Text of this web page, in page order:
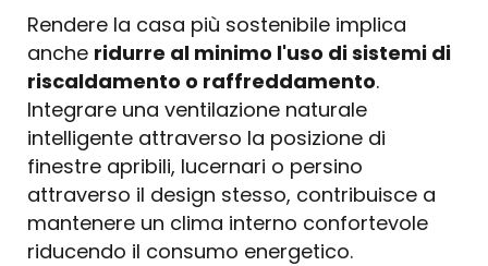
Rendere la casa più sostenibile implica
anche ridurre al minimo l'uso di sistemi di
riscaldamento o raffreddamento.
Integrare una ventilazione naturale
intelligente attraverso la posizione di
finestre apribili, lucernari o persino
attraverso il design stesso, contribuisce a
mantenere un clima interno confortevole
riducendo il consumo energetico.